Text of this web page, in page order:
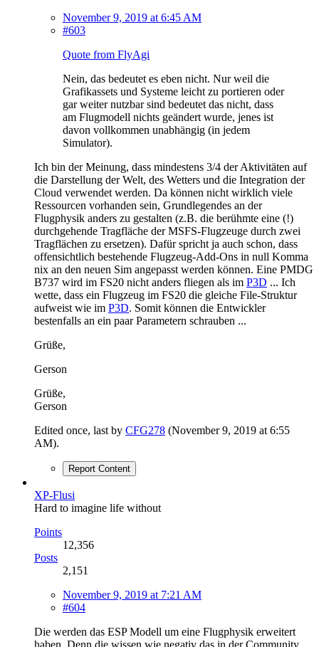
November 9, 2019 at 6:45 AM
#603
Quote from FlyAgi
Nein, das bedeutet es eben nicht. Nur weil die
Grafikassets und Systeme leicht zu portieren oder
gar weiter nutzbar sind bedeutet das nicht, dass
am Flugmodell nichts geändert wurde, jenes ist
davon vollkommen unabhängig (in jedem
Simulator).
Ich bin der Meinung, dass mindestens 3/4 der Aktivitäten auf
die Darstellung der Welt, des Wetters und die Integration der
Cloud verwendet werden. Da können nicht wirklich viele
Ressourcen vorhanden sein, Grundlegendes an der
Flugphysik anders zu gestalten (z.B. die berühmte eine (!)
durchgehende Tragfläche der MSFS-Flugzeuge durch zwei
Tragflächen zu ersetzen). Dafür spricht ja auch schon, dass
offensichtlich bestehende Flugzeug-Add-Ons in null Komma
nix an den neuen Sim angepasst werden können. Eine PMDG
B737 wird im FS20 nicht anders fliegen als im P3D ... Ich
wette, dass ein Flugzeug im FS20 die gleiche File-Struktur
aufweist wie im P3D. Somit können die Entwickler
bestenfalls an ein paar Parametern schrauben ...
Grüße,
Gerson
Grüße,
Gerson
Edited once, last by CFG278 (November 9, 2019 at 6:55
AM).
Report Content
XP-Flusi
Hard to imagine life without
Points
12,356
Posts
2,151
November 9, 2019 at 7:21 AM
#604
Die werden das ESP Modell um eine Flugphysik erweitert
haben. Denn die wissen wie negativ das in der Community